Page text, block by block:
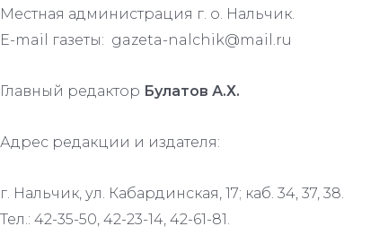
Местная администрация г. о. Нальчик.
E-mail газеты: gazeta-nalchik@mail.ru
Главный редактор Булатов А.Х.
Адрес редакции и издателя:
г. Нальчик, ул. Кабардинская, 17; каб. 34, 37, 38.
Тел.: 42-35-50, 42-23-14, 42-61-81.